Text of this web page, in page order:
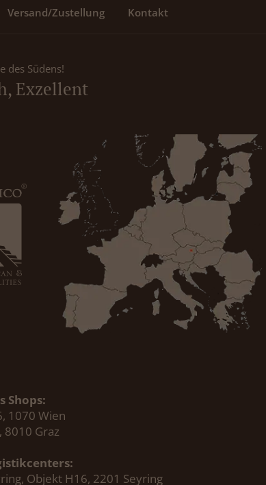
Versand/Zustellung Kontakt
des Südens!
Exzellent
Shops:
1070 Wien
8010 Graz
Objekt H16, 2201 Seyring